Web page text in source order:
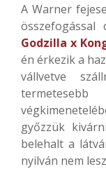
A Warner
Godzilla x
én érkezik a
vállvetve
győzzük
belehalt a
nyilván nem